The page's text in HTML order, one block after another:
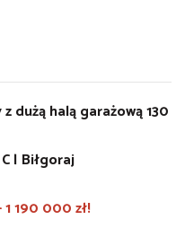
dużą halą garażową 130
| Biłgoraj
190 000 zł!